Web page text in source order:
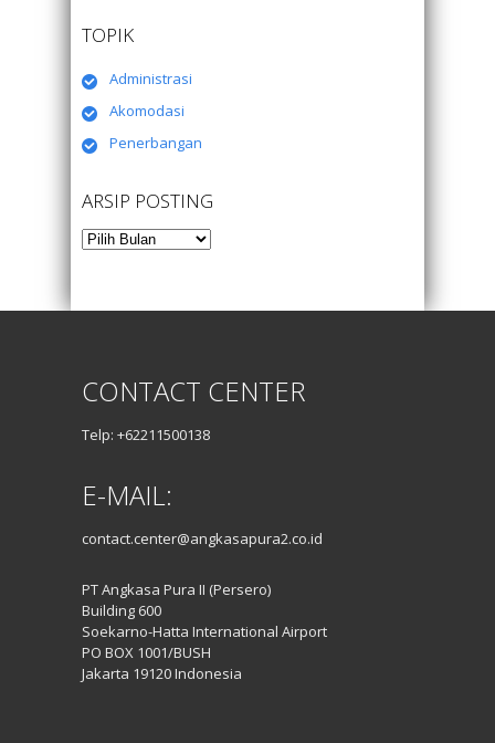
TOPIK
Administrasi
Akomodasi
Penerbangan
ARSIP POSTING
Arsip
Posting
CONTACT CENTER
Telp: +62211500138
E-MAIL:
contact.center@angkasapura2.co.id
PT Angkasa Pura II (Persero)
Building 600
Soekarno-Hatta International Airport
PO BOX 1001/BUSH
Jakarta 19120 Indonesia